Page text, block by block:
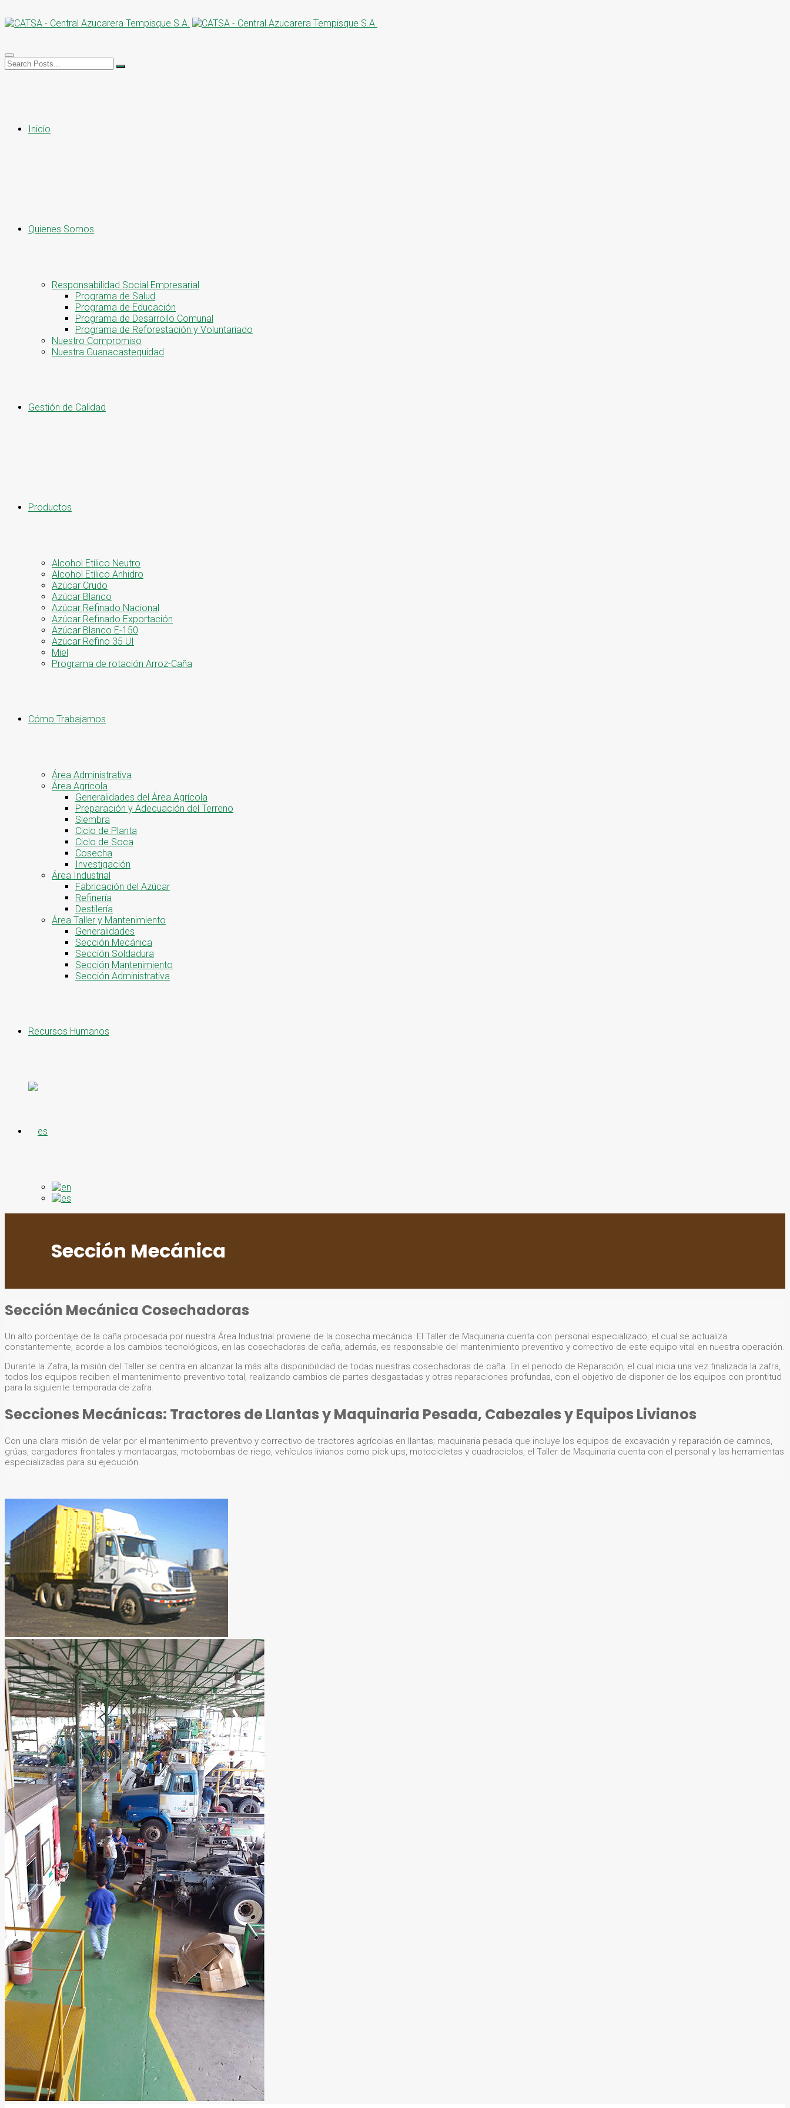
Inicio
Quienes Somos
Responsabilidad Social Empresarial
Programa de Salud
Programa de Educación
Programa de Desarrollo Comunal
Programa de Reforestación y Voluntariado
Nuestro Compromiso
Nuestra Guanacastequidad
Gestión de Calidad
Productos
Alcohol Etílico Neutro
Alcohol Etílico Anhidro
Azúcar Crudo
Azúcar Blanco
Azúcar Refinado Nacional
Azúcar Refinado Exportación
Azúcar Blanco E-150
Azúcar Refino 35 UI
Miel
Programa de rotación Arroz-Caña
Cómo Trabajamos
Área Administrativa
Área Agrícola
Generalidades del Área Agrícola
Preparación y Adecuación del Terreno
Siembra
Ciclo de Planta
Ciclo de Soca
Cosecha
Investigación
Área Industrial
Fabricación del Azúcar
Refinería
Destilería
Área Taller y Mantenimiento
Generalidades
Sección Mecánica
Sección Soldadura
Sección Mantenimiento
Sección Administrativa
Recursos Humanos
Sección Mecánica
Sección Mecánica Cosechadoras
Un alto porcentaje de la caña procesada por nuestra Área Industrial proviene de la cosecha mecánica. El Taller de Maquinaria cuenta con personal especializado, el cual se actualiza
constantemente, acorde a los cambios tecnológicos, en las cosechadoras de caña, además, es responsable del mantenimiento preventivo y correctivo de este equipo vital en nuestra operación.
Durante la Zafra, la misión del Taller se centra en alcanzar la más alta disponibilidad de todas nuestras cosechadoras de caña. En el periodo de Reparación, el cual inicia una vez finalizada la zafra,
todos los equipos reciben el mantenimiento preventivo total, realizando cambios de partes desgastadas y otras reparaciones profundas, con el objetivo de disponer de los equipos con prontitud
para la siguiente temporada de zafra.
Secciones Mecánicas: Tractores de Llantas y Maquinaria Pesada, Cabezales y Equipos Livianos
Con una clara misión de velar por el mantenimiento preventivo y correctivo de tractores agrícolas en llantas; maquinaria pesada que incluye los equipos de excavación y reparación de caminos,
grúas, cargadores frontales y montacargas, motobombas de riego, vehículos livianos como pick ups, motocicletas y cuadraciclos, el Taller de Maquinaria cuenta con el personal y las herramientas
especializadas para su ejecución.